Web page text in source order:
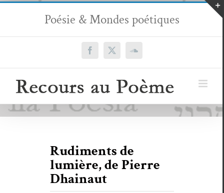
Passer
contenu
Poésie & Mondes poétiques
Facebook
X SoundCloud
Rudiments de
lumière, de Pierre
Dhainaut